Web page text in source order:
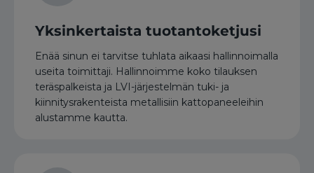
Yksinkertaista tuotantoketjusi
Enää sinun ei tarvitse tuhlata aikaasi hallinnoimalla
useita toimittaji. Hallinnoimme koko tilauksen
teräspalkeista ja LVI-järjestelmän tuki- ja
kiinnitysrakenteista metallisiin kattopaneeleihin
alustamme kautta.